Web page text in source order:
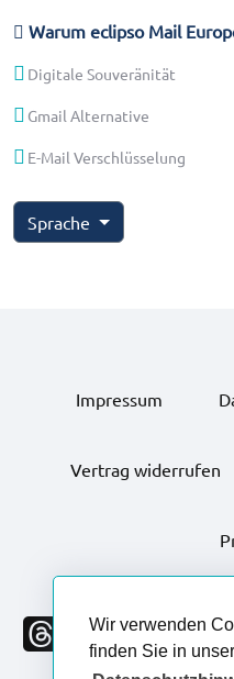
Wir verwenden
finden Sie in
Warum eclipso Mail
Digitale Souveränität
Gmail Alternative
E-Mail Verschlüsselung
Sprache
Impressum
Vertrag widerrufen